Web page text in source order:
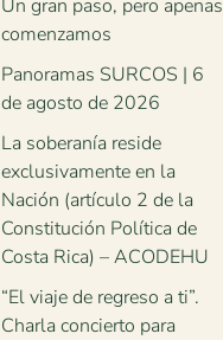
Un gran paso, pero apenas
comenzamos
Panoramas SURCOS | 6
de agosto de 2026
La soberanía reside
exclusivamente en la
Nación (artículo 2 de la
Constitución Política de
Costa Rica) – ACODEHU
“El viaje de regreso a ti”.
Charla concierto para